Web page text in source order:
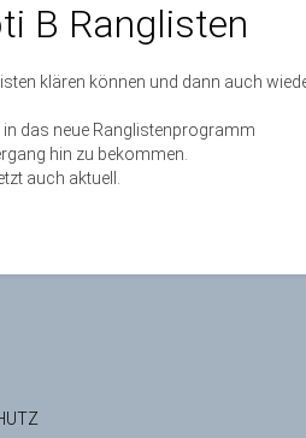
B Ranglisten
klären können und dann auch
das neue Ranglistenprogramm
hin zu bekommen.
auch aktuell.